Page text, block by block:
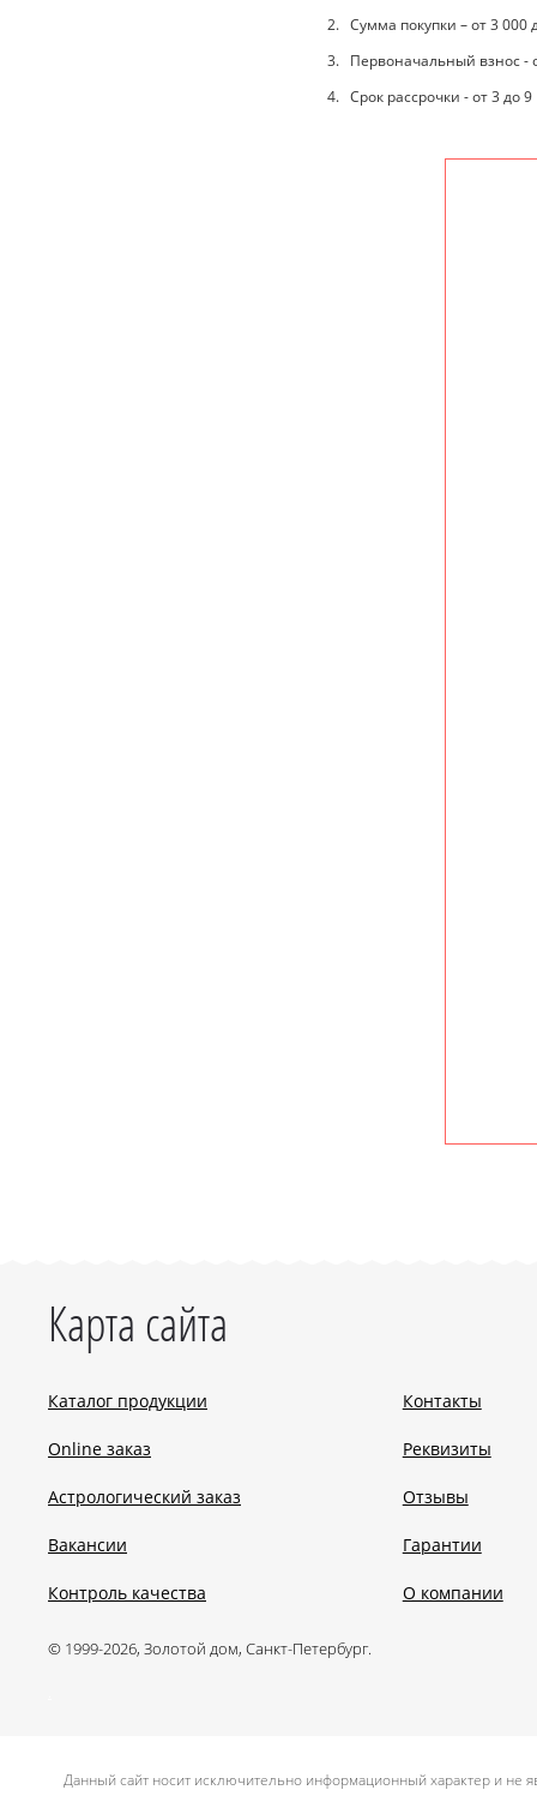
Сумма покупки – от 3 000
Первоначальный взнос -
Срок рассрочки - от 3 до
Карта сайта
Каталог продукции
Online заказ
Астрологический заказ
Вакансии
Контроль качества
Контакты
Реквизиты
Отзывы
Гарантии
О компании
© 1999-2026, Золотой дом, Санкт-Петербург.
Данный сайт носит исключительно информационный характер и не